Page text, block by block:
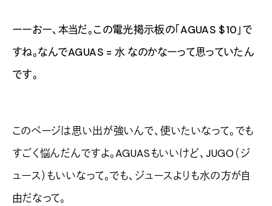
ーーおー、本当だ。この電光掲示板の「AGUAS $10」で
すね。なんでAGUAS = 水 なのかなーって思っていたん
です。
このページは思い出が強いんで、使いたいなって。でも
すごく悩んだんですよ。AGUASもいいけど、JUGO（ジ
ュース）もいいなって。でも、ジュースよりも水の方が自
由だなって。